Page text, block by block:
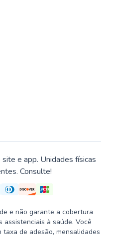
e app. Unidades físicas
Consulte!
e não garante a cobertura
à saúde. Você
de adesão, mensalidades